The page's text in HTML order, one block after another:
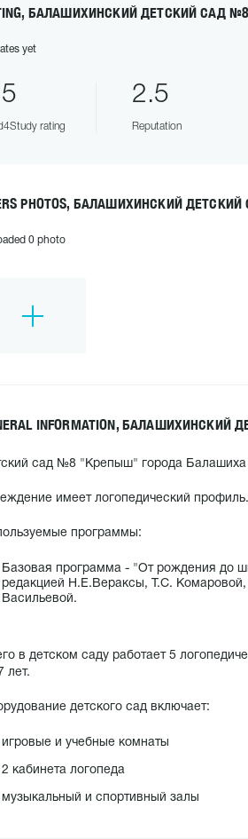
БАЛАШИХИНСКИЙ ДЕТСКИЙ САД
yet
rating
2.5
Reputation
PHOTOS, БАЛАШИХИНСКИЙ
0 photo
INFORMATION,
сад №8 "Крепыш" города Балашиха
имеет логопедический профиль.
программы:
Базовая программа - "От рождения до
редакцией Н.Е.Вераксы, Т.С.
Васильевой.
в детском саду работает 5
лет.
детского сад включает:
игровые и учебные комнаты
2 кабинета логопеда
музыкальный и спортивный залы